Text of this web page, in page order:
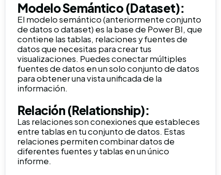
Modelo Semántico (Dataset):
El modelo semántico (anteriormente conjunto
de datos o dataset) es la base de Power BI, que
contiene las tablas, relaciones y fuentes de
datos que necesitas para crear tus
visualizaciones. Puedes conectar múltiples
fuentes de datos en un solo conjunto de datos
para obtener una vista unificada de la
información.
Relación (Relationship):
Las relaciones son conexiones que estableces
entre tablas en tu conjunto de datos. Estas
relaciones permiten combinar datos de
diferentes fuentes y tablas en un único
informe.